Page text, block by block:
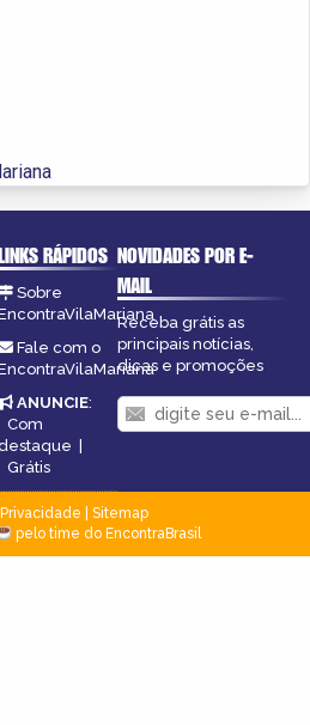
RÁPIDOS
Sobre
Fale com o
ANUNCIE:
Com
|
Grátis
NOVIDADES POR E-
MAIL
Receba grátis as
principais notícias,
dicas e promoções
Privacidade
Sitemap
pelo time do EncontraBrasil